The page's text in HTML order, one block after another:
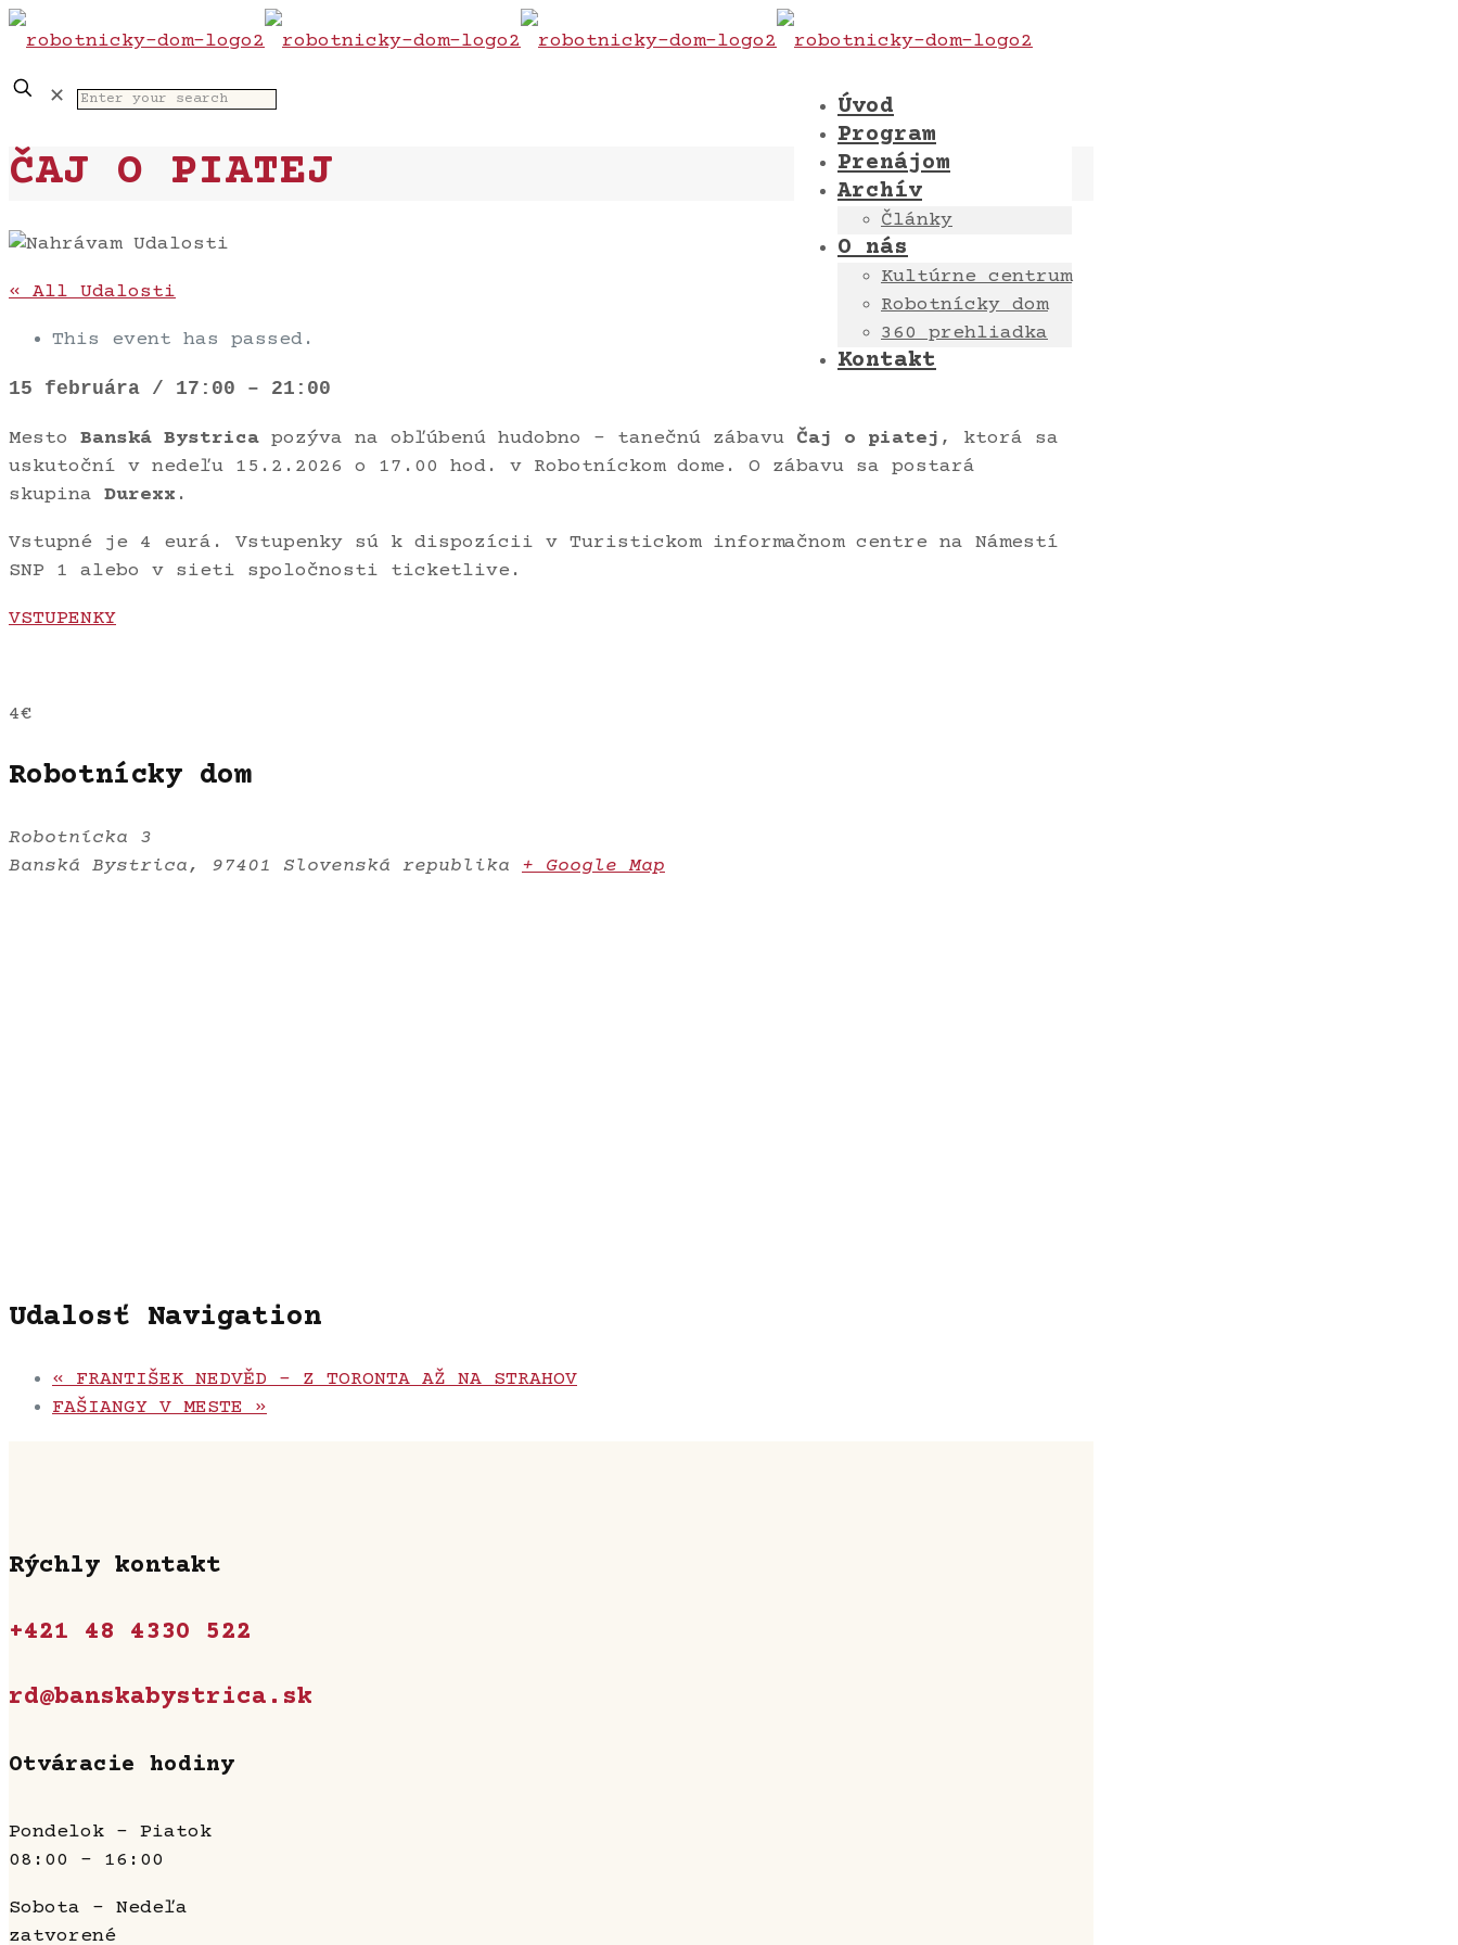
Úvod
Program
Prenájom
Archív
Články
O nás
Kultúrne centrum
Robotnícky dom
360 prehliadka
Kontakt
✕
ČAJ O PIATEJ
« All Udalosti
This event has passed.
15 februára / 17:00 – 21:00
Mesto Banská Bystrica pozýva na obľúbenú hudobno – tanečnú zábavu Čaj o piatej , ktorá sa
uskutoční v nedeľu 15.2.2026 o 17.00 hod. v Robotníckom dome. O zábavu sa postará
skupina Durexx .
Vstupné je 4 eurá. Vstupenky sú k dispozícii v Turistickom informačnom centre na Námestí
SNP 1 alebo v sieti spoločnosti ticketlive.
VSTUPENKY
4€
Robotnícky dom
Robotnícka 3
Banská Bystrica, 97401 Slovenská republika + Google Map
Udalosť Navigation
« FRANTIŠEK NEDVĚD – Z TORONTA AŽ NA STRAHOV
FAŠIANGY V MESTE »
Rýchly kontakt
+421 48 4330 522
rd@banskabystrica.sk
Otváracie hodiny
Pondelok - Piatok
08:00 - 16:00
Sobota - Nedeľa
zatvorené